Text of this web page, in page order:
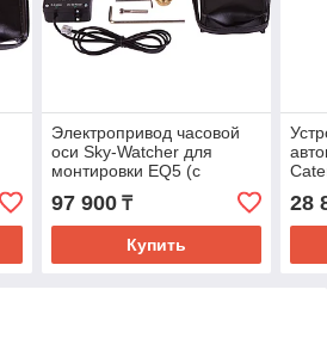
Электропривод часовой
оси Sky-Watcher для
монтировки EQ5 (с
97 900₸
Купить
28